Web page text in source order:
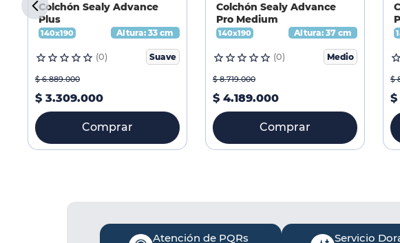
Colchón Sealy Advance
Plus
140x190 Altura:33 cm
(0) Suave
$ 6.889.000
$ 3.309.000
Comprar
Colchón Sealy Advance
Pro Medium
140x190 Altura: 37 cm
(0) Medio
$ 8.719.000
$ 4.189.000
Comprar
$
$
Atención de PQRs
Servicio